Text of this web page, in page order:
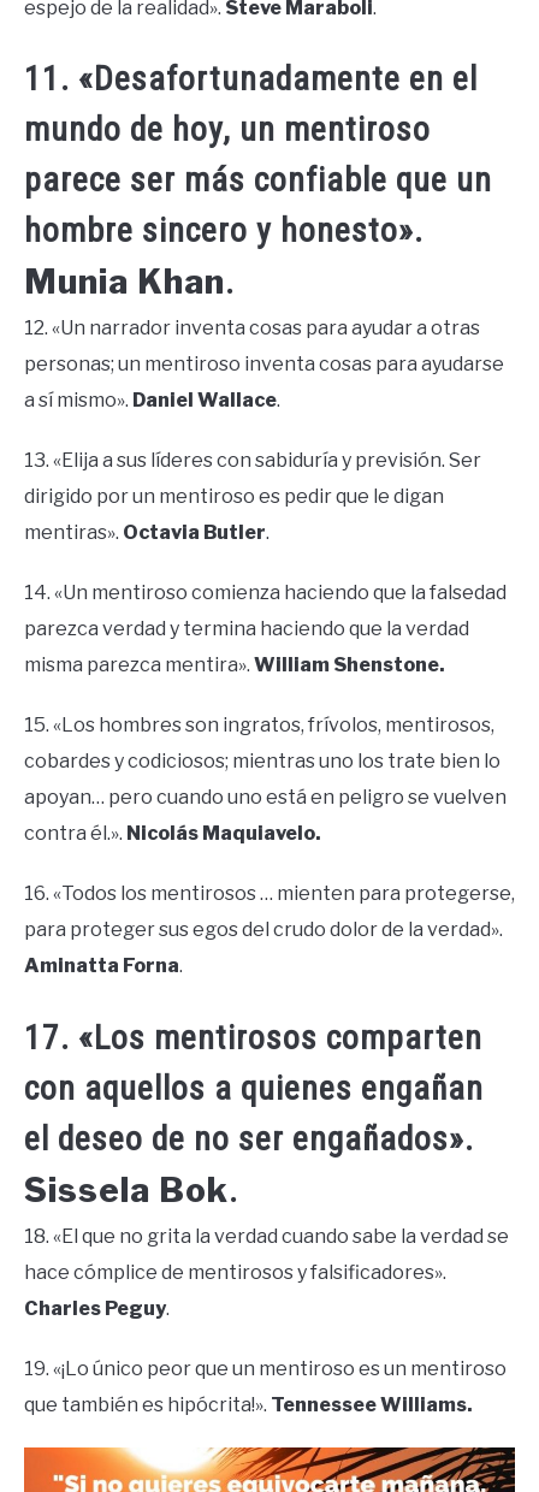
espejo de la realidad». Steve Maraboli.
11. «Desafortunadamente en el
mundo de hoy, un mentiroso
parece ser más confiable que un
hombre sincero y honesto».
Munia Khan.
12. «Un narrador inventa cosas para ayudar a otras
personas; un mentiroso inventa cosas para ayudarse
a sí mismo». Daniel Wallace.
13. «Elija a sus líderes con sabiduría y previsión. Ser
dirigido por un mentiroso es pedir que le digan
mentiras». Octavia Butler.
14. «Un mentiroso comienza haciendo que la falsedad
parezca verdad y termina haciendo que la verdad
misma parezca mentira». William Shenstone.
15. «Los hombres son ingratos, frívolos, mentirosos,
cobardes y codiciosos; mientras uno los trate bien lo
apoyan… pero cuando uno está en peligro se vuelven
contra él.». Nicolás Maquiavelo.
16. «Todos los mentirosos … mienten para protegerse,
para proteger sus egos del crudo dolor de la verdad».
Aminatta Forna.
17. «Los mentirosos comparten
con aquellos a quienes engañan
el deseo de no ser engañados».
Sissela Bok.
18. «El que no grita la verdad cuando sabe la verdad se
hace cómplice de mentirosos y falsificadores».
Charles Peguy.
19. «¡Lo único peor que un mentiroso es un mentiroso
que también es hipócrita!». Tennessee Williams.